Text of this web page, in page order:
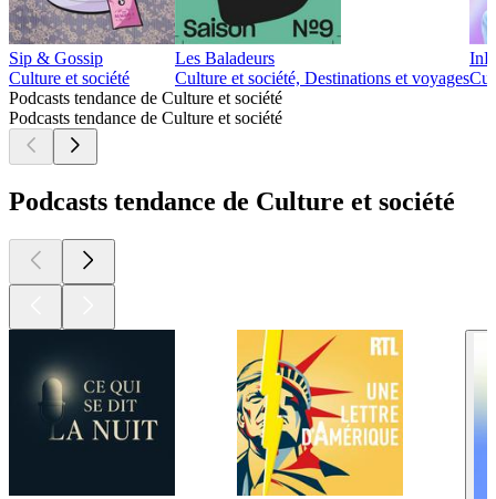
Sip & Gossip
Culture et société
Les Baladeurs
Culture et société, Destinations et voyages
Podcasts tendance de Culture et société
Podcasts tendance de Culture et société
Podcasts tendance de Culture et société